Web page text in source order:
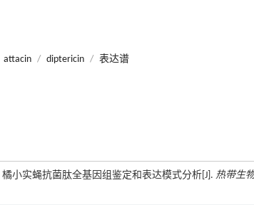
attacin / diptericin / 表达谱
小实蝇抗菌肽全基因组鉴定和表达模式分析[J]. 热带生